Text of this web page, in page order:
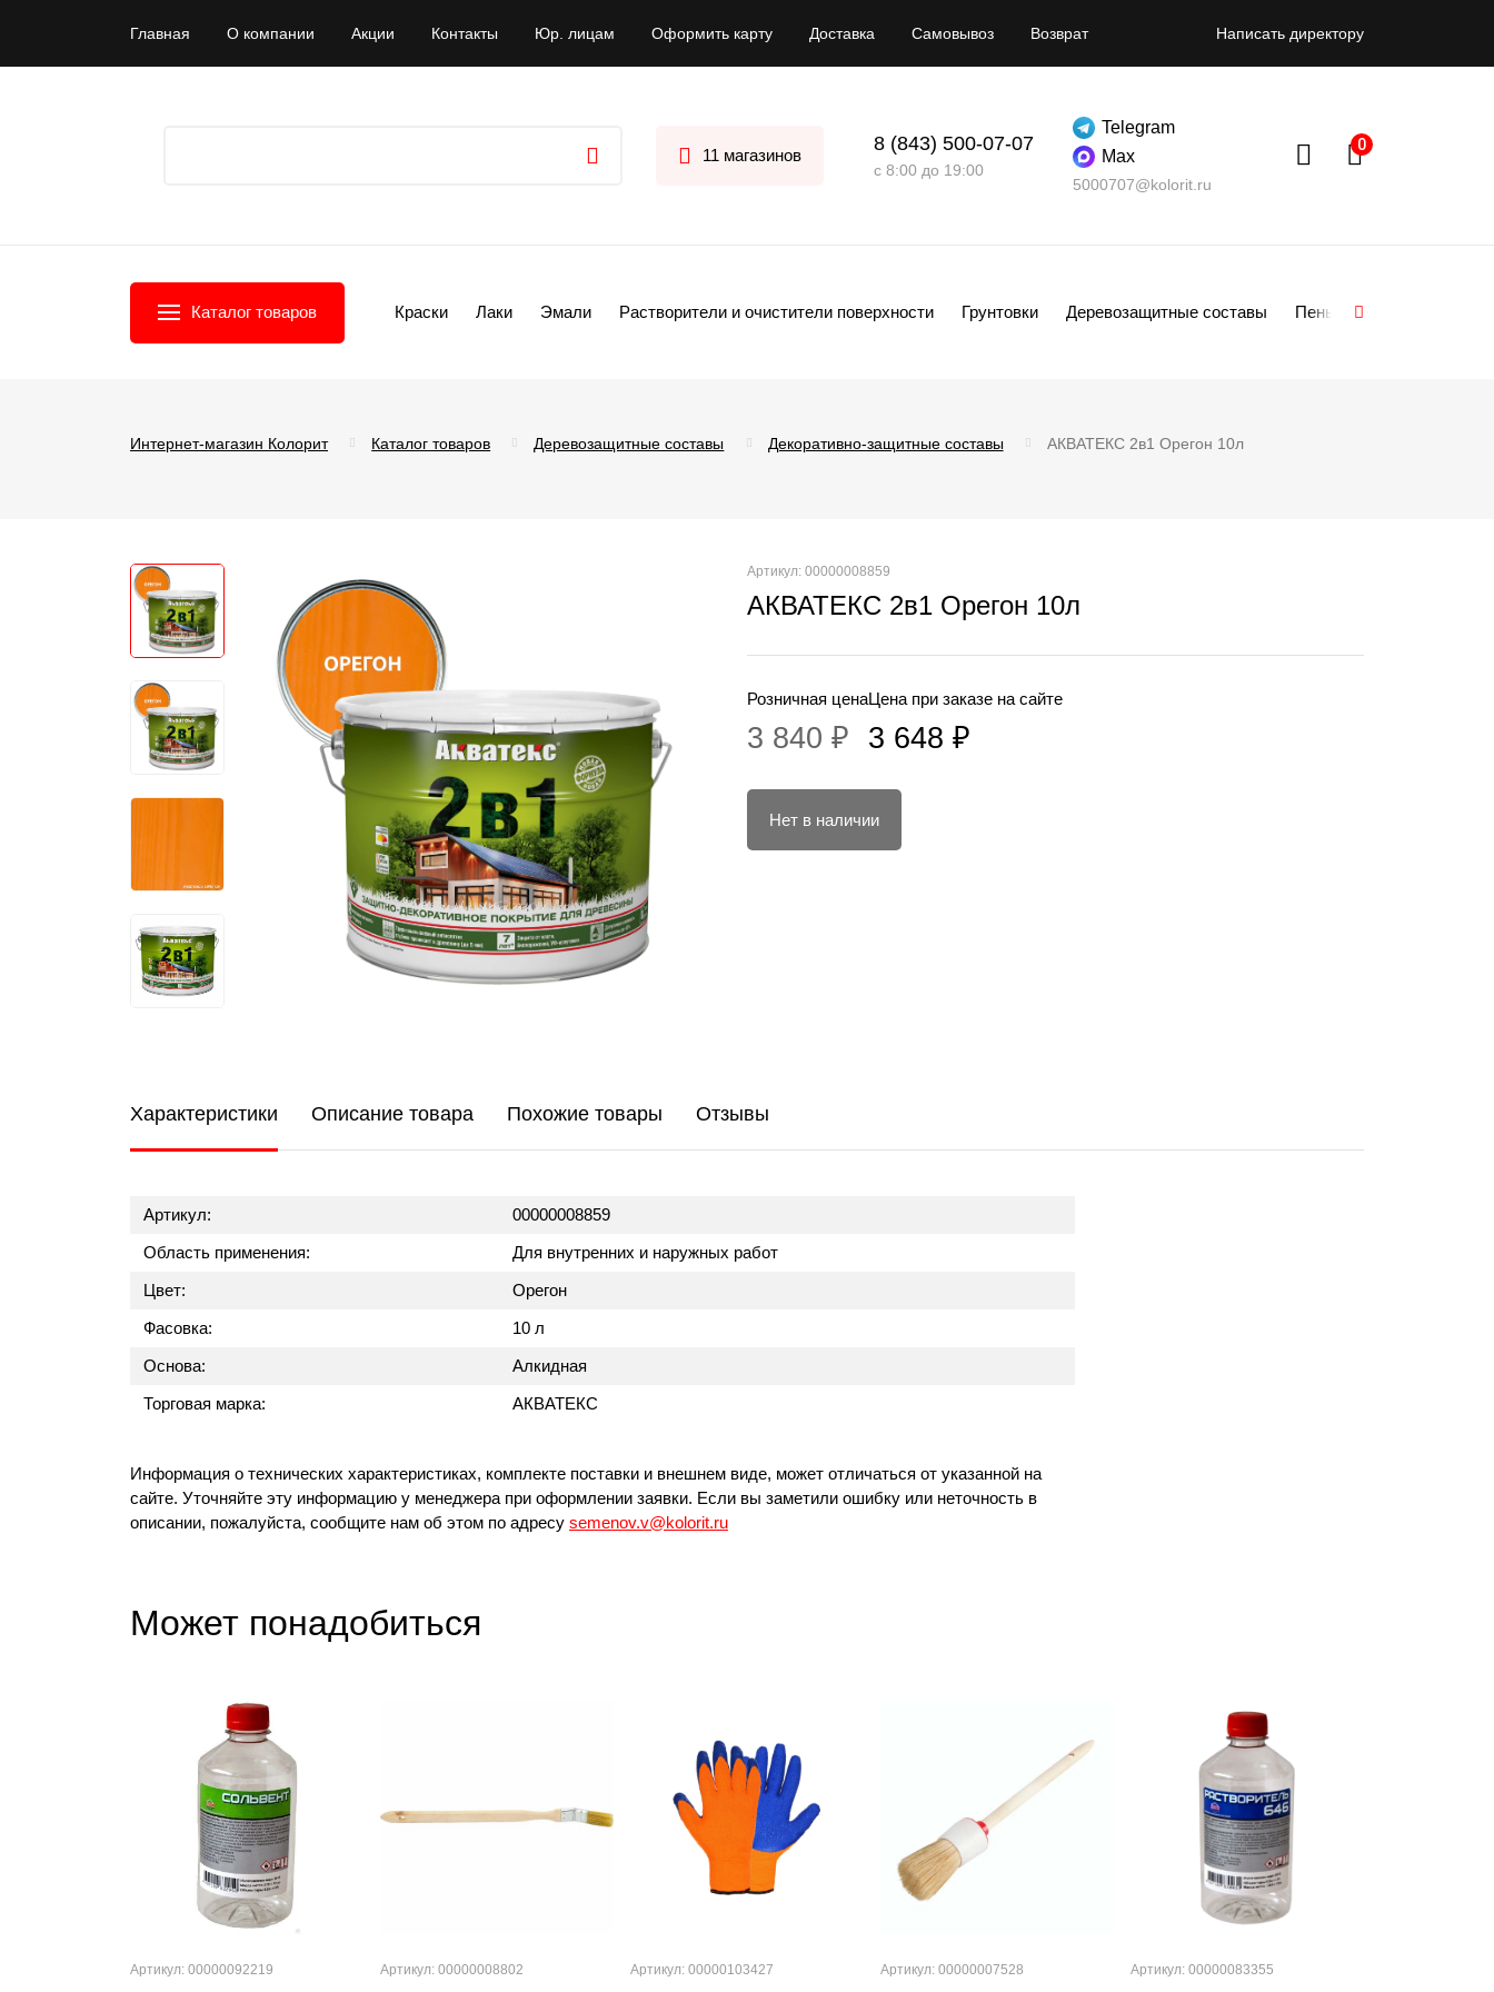
Главная О компании Акции Контакты Юр. лицам Оформить карту Доставка Самовывоз Возврат Написать директору
11 магазинов
8 (843) 500-07-07
с 8:00 до 19:00
Telegram
Max
5000707@kolorit.ru
Каталог товаров Краски Лаки Эмали Растворители и очистители поверхности Грунтовки Деревозащитные составы Пены
Интернет-магазин Колорит Каталог товаров Деревозащитные составы Декоративно-защитные составы АКВАТЕКС 2в1 Орегон 10л
Артикул: 00000008859
АКВАТЕКС 2в1 Орегон 10л
Розничная цена
3 840 ₽
Цена при заказе на сайте
3 648 ₽
Нет в наличии
Характеристики Описание товара Похожие товары Отзывы
Артикул:
00000008859
Область применения:
Для внутренних и наружных работ
Цвет:
Орегон
Фасовка:
10 л
Основа:
Алкидная
Торговая марка:
АКВАТЕКС
Информация о технических характеристиках, комплекте поставки и внешнем виде, может отличаться от указанной на
сайте. Уточняйте эту информацию у менеджера при оформлении заявки. Если вы заметили ошибку или неточность в
описании, пожалуйста, сообщите нам об этом по адресу semenov.v@kolorit.ru
Может понадобиться
Артикул: 00000092219 Артикул: 00000008802 Артикул: 00000103427 Артикул: 00000007528 Артикул: 00000083355